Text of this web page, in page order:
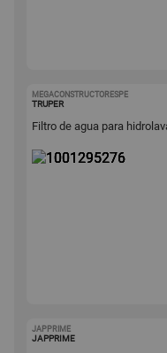
MEGACONSTRUCTORESPE
TRUPER
Filtro de agua para
JAPPRIME
JAPPRIME